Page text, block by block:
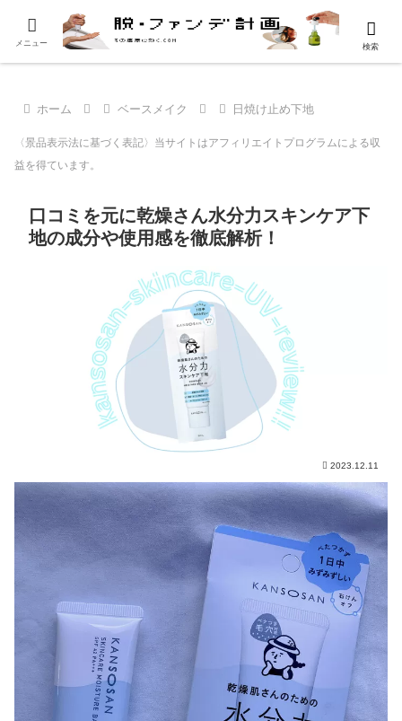
ホーム ベースメイク 日焼け止め下地
〈景品表示法に基づく表記〉当サイトはアフィリエイトプログラムによる収
益を得ています。
口コミを元に乾燥さん水分力スキンケア下
地の成分や使用感を徹底解析！
2023.12.11
メニュー 検索